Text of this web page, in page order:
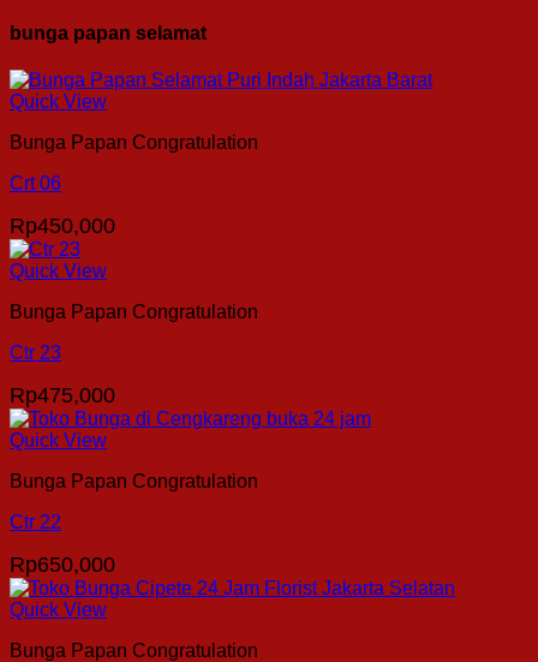
bunga papan selamat
Quick View
Bunga Papan Congratulation
Crt 06
Rp450,000
Quick View
Bunga Papan Congratulation
Ctr 23
Rp475,000
Quick View
Bunga Papan Congratulation
Ctr 22
Rp650,000
Quick View
Bunga Papan Congratulation